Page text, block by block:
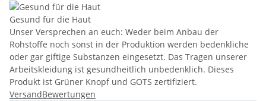
Gesund für die Haut
Unser Versprechen an euch: Weder beim Anbau der
Rohstoffe noch sonst in der Produktion werden bedenkliche
oder gar giftige Substanzen eingesetzt. Das Tragen unserer
Arbeitskleidung ist gesundheitlich unbedenklich. Dieses
Produkt ist Grüner Knopf und GOTS zertifiziert.
VersandBewertungen